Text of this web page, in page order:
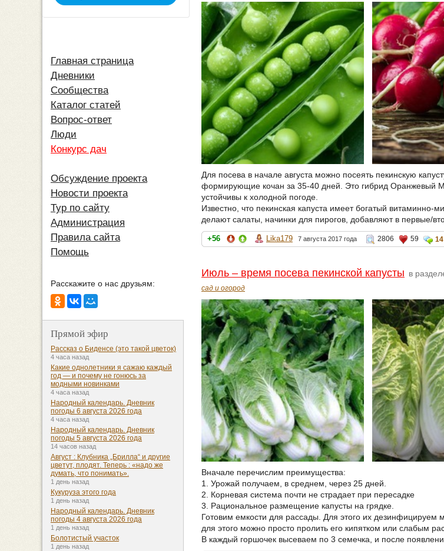
Для посева в начале августа можно посеять пекинскую
формирующие кочан за 35-40 дней. Это гибрид Оранжевый
устойчивы к холодной погоде.
Известно, что пекинская капуста имеет богатый
делают салаты, начинки для пирогов, добавляют в первые/
+56 Lika179 7 августа 2017 года 2806 59 14
Июль – время посева пекинской капусты в
сад и огород
Вначале перечислим преимущества:
1. Урожай получаем, в среднем, через 25 дней.
2. Корневая система почти не страдает при пересадке
3. Рациональное размещение капусты на грядке.
Готовим емкости для рассады. Для этого их дезинфицируем
для этого можно просто пролить его кипятком или слабым
В каждый горшочек высеваем по 3 семечка, и после
Главная страница
Дневники
Сообщества
Каталог статей
Вопрос-ответ
Люди
Конкурс дач
Обсуждение проекта
Новости проекта
Тур по сайту
Администрация
Правила сайта
Помощь
Расскажите о нас друзьям:
Прямой эфир
Рассказ о Биденсе (это такой цветок)
4 часа назад
Какие однолетники я сажаю каждый
год — и почему не гонюсь за
модными новинками
4 часа назад
Народный календарь. Дневник
погоды 6 августа 2026 года
4 часа назад
Народный календарь. Дневник
погоды 5 августа 2026 года
14 часов назад
Август : Клубника „Брилла“ и другие
цветут, плодят. Теперь : «надо же
думать, что понимать».
1 день назад
Кукуруза этого года
1 день назад
Народный календарь. Дневник
погоды 4 августа 2026 года
1 день назад
Болотистый участок
1 день назад